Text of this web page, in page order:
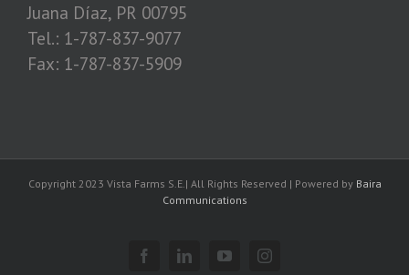
Juana Díaz, PR 00795
Tel.: 1-787-837-9077
Fax: 1-787-837-5909
Copyright 2023 Vista Farms S.E.| All Rights Reserved | Powered by Baira
Communications
FacebookLinkedinYouTubeInstagram